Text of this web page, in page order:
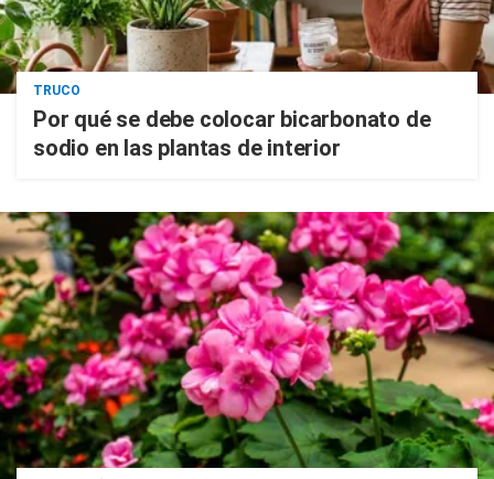
TRUCO
Por qué se debe colocar bicarbonato de
sodio en las plantas de interior